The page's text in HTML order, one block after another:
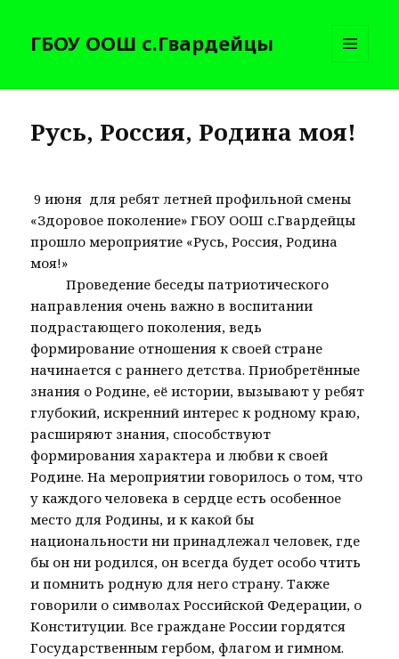
ГБОУ ООШ с.Гвардейцы
И
Русь, Россия, Родина моя!
​ 9 июня​ ​ для ребят​ летней профильной смены
«Здоровое поколение» ГБОУ ООШ с.Гвардейцы
прошло мероприятие «Русь, Россия, Родина
моя!»
​ ​ ​ ​ ​ ​ ​ ​ ​ ​ Проведение беседы патриотического
направления очень важно в воспитании
подрастающего поколения, ведь
формирование отношения к своей стране
начинается с раннего детства. Приобретённые​
знания о Родине, её истории, вызывают у ребят
глубокий, искренний интерес к родному краю,
расширяют знания, способствуют
формирования характера и любви к своей
Родине. На мероприятии говорилось о том, что
у каждого человека в сердце есть особенное
место для Родины, и к какой бы
национальности ни принадлежал человек, где
бы он ни родился, он всегда будет особо чтить
и помнить родную для него страну. Также ​ ​
говорили о символах Российской Федерации, о
Конституции. Все граждане России гордятся
Государственным гербом, флагом и гимном.